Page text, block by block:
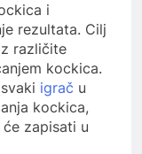
i
rezultata. Cilj
različite
kockica.
igrač u
kockica,
zapisati u